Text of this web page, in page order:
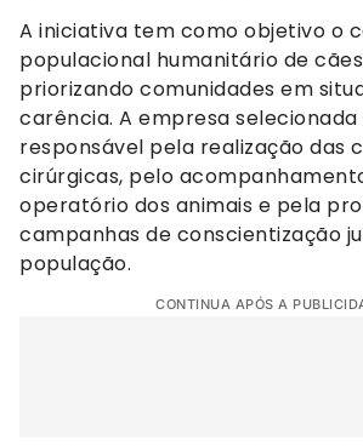
A iniciativa tem como objetivo o
populacional humanitário de
priorizando comunidades em
carência. A empresa selecionada
responsável pela realização das
cirúrgicas, pelo
operatório dos animais e pela
campanhas de conscientização
população.
CONTINUA APÓS A